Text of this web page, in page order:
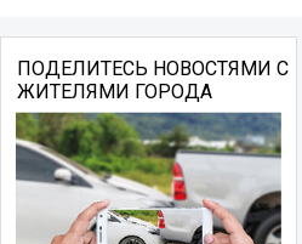
ПОДЕЛИТЕСЬ НОВОСТЯМИ С
ЖИТЕЛЯМИ ГОРОДА